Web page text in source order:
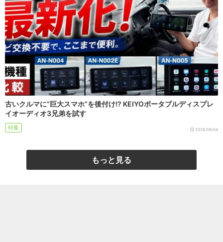
古いクルマに“巨大スマホ”を後付け!? KEIYOポータブルディスプレ
イオーディオ3兄弟を試す
特集 2026/08/04
もっと見る